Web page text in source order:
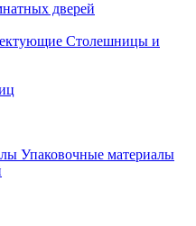
дверей
Столешницы и
Упаковочные материалы